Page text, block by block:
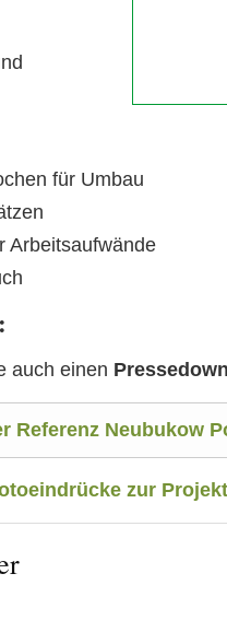
für Umbau
Arbeitsaufwände
:
auch einen
Referenz Neubukow
zur